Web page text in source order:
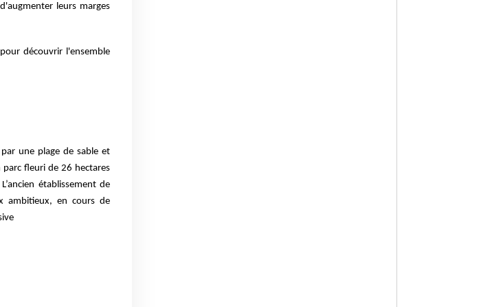
leurs marges
pour découvrir l'ensemble
une plage de sable et
fleuri de 26 hectares
établissement de
ambitieux, en cours de